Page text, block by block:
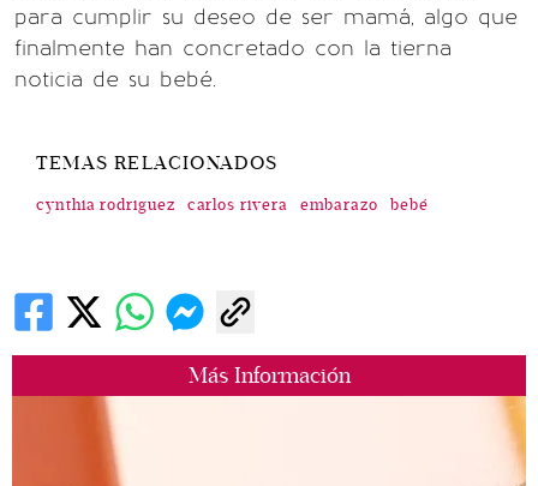
Más Información
para cumplir su deseo de ser mamá, algo que
finalmente han concretado con la tierna
noticia de su bebé.
TEMAS RELACIONADOS
cynthia rodriguez carlos rivera embarazo bebé